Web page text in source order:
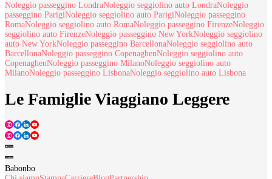
Noleggio passeggino LondraNoleggio seggiolino auto LondraNoleggio
passeggino ParigiNoleggio seggiolino auto ParigiNoleggio passeggino
RomaNoleggio seggiolino auto RomaNoleggio passeggino FirenzeNoleggio
seggiolino auto FirenzeNoleggio passeggino New YorkNoleggio seggiolino
auto New YorkNoleggio passeggino BarcellonaNoleggio seggiolino auto
BarcellonaNoleggio passeggino CopenaghenNoleggio seggiolino auto
CopenaghenNoleggio passeggino MilanoNoleggio seggiolino auto
MilanoNoleggio passeggino LisbonaNoleggio seggiolino auto Lisbona
Le Famiglie Viaggiano Leggere
Babonbo